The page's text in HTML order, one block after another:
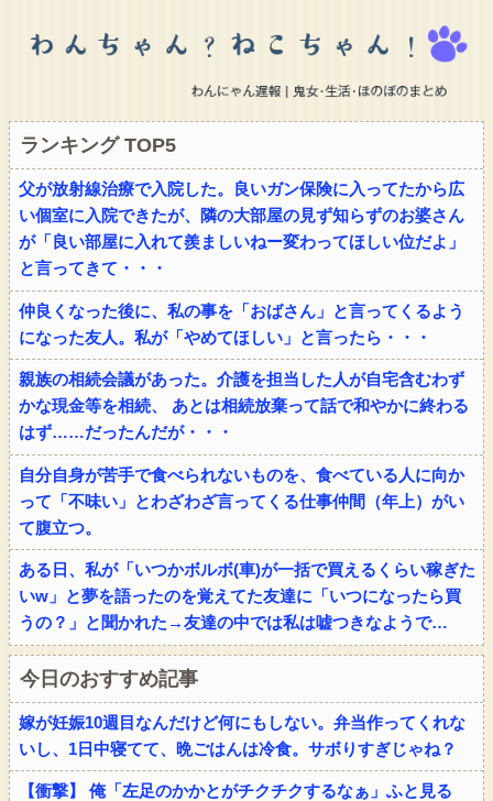
ランキング TOP5
父が放射線治療で入院した。良いガン保険に入ってたから広
い個室に入院できたが、隣の大部屋の見ず知らずのお婆さん
が「良い部屋に入れて羨ましいねー変わってほしい位だよ」
と言ってきて・・・
仲良くなった後に、私の事を「おばさん」と言ってくるよう
になった友人。私が「やめてほしい」と言ったら・・・
親族の相続会議があった。介護を担当した人が自宅含むわず
かな現金等を相続、 あとは相続放棄って話で和やかに終わる
はず……だったんだが・・・
自分自身が苦手で食べられないものを、食べている人に向か
って「不味い」とわざわざ言ってくる仕事仲間（年上）がい
て腹立つ。
ある日、私が「いつかボルボ(車)が一括で買えるくらい稼ぎた
いw」と夢を語ったのを覚えてた友達に「いつになったら買
うの？」と聞かれた→友達の中では私は嘘つきなようで…
今日のおすすめ記事
嫁が妊娠10週目なんだけど何にもしない。弁当作ってくれな
いし、1日中寝てて、晩ごはんは冷食。サボりすぎじゃね？
【衝撃】 俺「左足のかかとがチクチクするなぁ」ふと見る